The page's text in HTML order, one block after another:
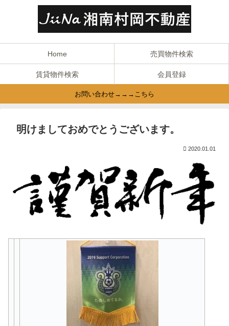
Home 売買物件検索
賃貸物件検索 会員登録
お問い合わせ→→→こちら
明けましておめでとうございます。
2020.01.01